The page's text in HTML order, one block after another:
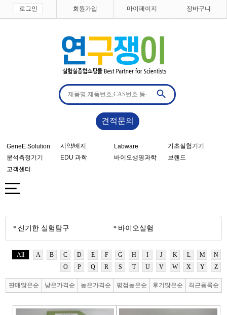
로그인 회원가입 마이페이지 장바구니
견적문의
GeneE Solution 시약/배지 Labware
기초실험기기
분석측정기기
EDU 과학 바이오생명과학
브랜드
고객센터
신기한 실험탐구 바이오실험
All A B C D E F G H I J K L M
N
O
P Q R S T U V W X Y Z
판매많은순 낮은가격순 높은가격순 평점높은순 후기많은순 최근등록순